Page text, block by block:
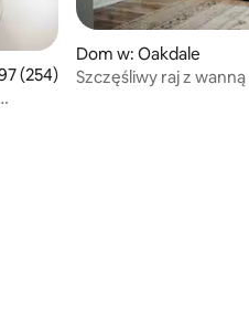
ocena: 4,97 na 5, liczba
(254)
Dom w: Oakdale
Szczęśliwy raj z